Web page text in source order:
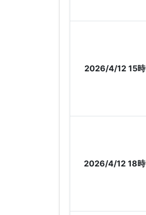
2026/4/12 15時
2026/4/12 18時